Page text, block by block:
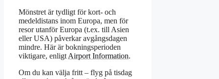
Mönstret är tydligt för kort- och
medeldistans inom Europa, men för
resor utanför Europa (t.ex. till Asien
eller USA) påverkar avgångsdagen
mindre. Här är bokningsperioden
viktigare, enligt Airport Information.
Om du kan välja fritt – flyg på tisdag